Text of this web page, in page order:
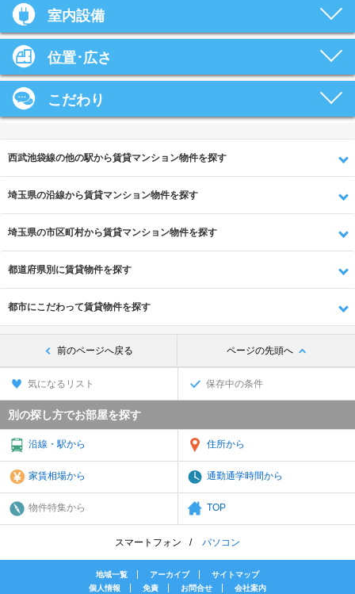
室内設備
位置･広さ
こだわり
西武池袋線の他の駅から賃貸マンション物件を探す
埼玉県の沿線から賃貸マンション物件を探す
埼玉県の市区町村から賃貸マンション物件を探す
都道府県別に賃貸物件を探す
都市にこだわって賃貸物件を探す
前のページへ戻る ページの先頭へ
気になるリスト 保存中の条件
別の探し方でお部屋を探す
沿線・駅から 住所から
家賃相場から 通勤通学時間から
物件特集から TOP
スマートフォン パソコン
地域一覧 アーカイブ
サイトマップ
個人情報
免責 お問合せ 会社案内